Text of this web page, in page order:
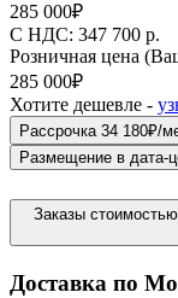
285 000₽
C НДС: 347 700 р.
Розничная цена
285 000₽
Хотите дешевле -
Рассрочка 34 180₽/
Размещение в дата-
Заказы
Доставка по